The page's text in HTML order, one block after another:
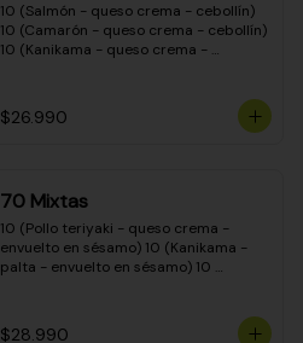
10 (Salmón - queso crema - cebollín)
10 (Camarón - queso crema - cebollín)
10 (Kanikama - queso crema -
crema - cebollín) 10 (Carne - queso
crema - cebollín)
$26.990
70 Mixtas
10 (Pollo teriyaki - queso crema -
envuelto en sésamo) 10 (Kanikama -
palta - envuelto en sésamo) 10
- envuelto en queso crema) 10
$28.990